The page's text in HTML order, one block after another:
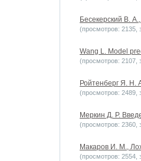
Бесекерский В.
(просмотров: 2135,
Wang L. Model
(просмотров: 2107,
Ройтенберг Я. Н.
(просмотров: 2489,
Меркин Д. Р.
(просмотров: 2360,
Макаров И. М.,
(просмотров: 2554,